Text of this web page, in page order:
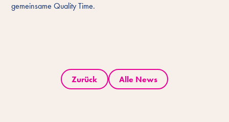
gemeinsame Quality Time.
Zurück Alle News